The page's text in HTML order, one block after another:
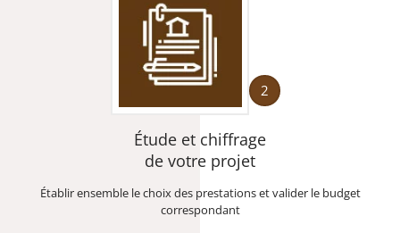
2
Étude et chiffrage
de votre projet
Établir ensemble le choix des prestations et valider le budget
correspondant